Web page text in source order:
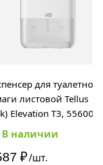
для туалетной
листовой Tellus
Elevation T3, 556000,
В наличии
₽/шт.